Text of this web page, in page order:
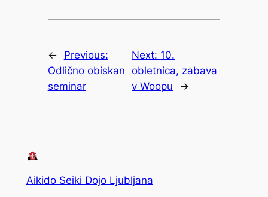
←
Previous:
Odlično obiskan
seminar
Next: 10.
obletnica, zabava
v Woopu
→
Aikido Seiki Dojo Ljubljana